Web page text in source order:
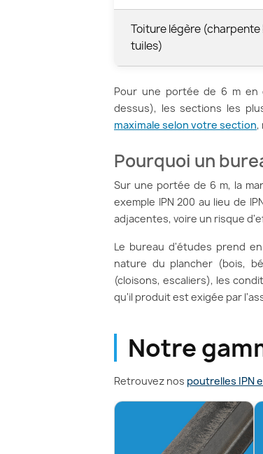
Toiture légère (charpente
tuiles)
Pour une portée de 6 m en
dessus), les sections les
maximale selon votre section,
Pourquoi un
Sur une portée de 6 m, la
exemple IPN 200 au lieu de
adjacentes, voire un risque
Le bureau d'études prend
nature du plancher (bois,
(cloisons, escaliers), les
qu'il produit est exigée par
Notre
Retrouvez nos poutrelles IPN